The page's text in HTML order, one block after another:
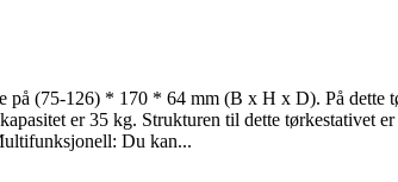
på (75-126) * 170 * 64 mm (B x H x D). På dette
er 35 kg. Strukturen til dette tørkestativet
Du kan...